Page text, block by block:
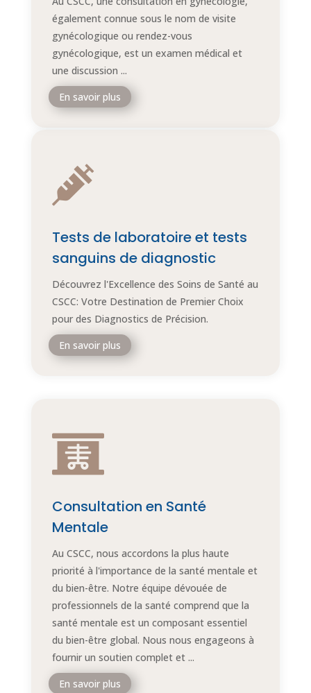
également connue sous le nom de visite
gynécologique ou rendez-vous
gynécologique, est un examen médical et
une discussion ...
En savoir plus

Tests de laboratoire et tests
sanguins de diagnostic
Découvrez l'Excellence des Soins de Santé au
CSCC: Votre Destination de Premier Choix
pour des Diagnostics de Précision.
En savoir plus

Consultation en Santé
Mentale
Au CSCC, nous accordons la plus haute
priorité à l'importance de la santé mentale et
du bien-être. Notre équipe dévouée de
professionnels de la santé comprend que la
santé mentale est un composant essentiel
du bien-être global. Nous nous engageons à
fournir un soutien complet et ...
En savoir plus